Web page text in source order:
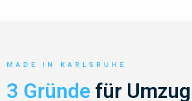
MADE IN KARLSRUHE
3 Gründe für